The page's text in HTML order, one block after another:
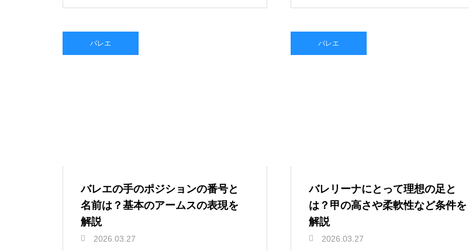
バレエ
バレエの手のポジションの番号と
名前は？基本のアームスの表現を
解説
2026.03.27
バレエ
バレリーナにとって理想の足と
は？甲の高さや柔軟性など条件を
解説
2026.03.27